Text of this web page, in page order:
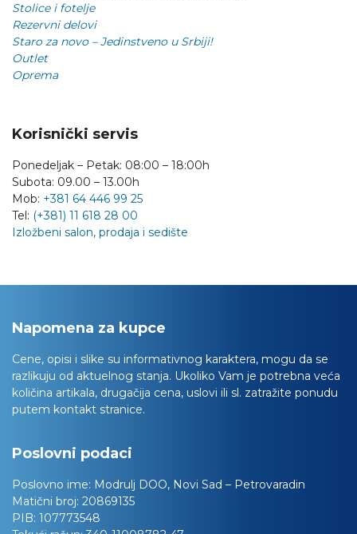
Stolice i fotelje
Rezervni delovi
Staro za novo – Jedinstveno u Srbiji!
Outlet
Oprema
Korisnički servis
Ponedeljak – Petak: 08:00 – 18:00h
Subota: 09.00 – 13.00h
Mob: +381 64 446 99 25
Tel: (+381) 11 618 28 00
Izložbeni salon, prodaja i sedište
Napomena za kupce
Cene, opisi i slike su informativnog karaktera, mogu da se
razlikuju od aktuelnog stanja. Ukoliko Vam je potrebna veća
količina artikala, drugačija cena, uslovi ili sl. zatražite ponudu
putem kontakt stranice.
Poslovni podaci
Poslovno ime: Modrulj DOO, Novi Sad – Petrovaradin
Matični broj: 20869135
PIB: 107773548